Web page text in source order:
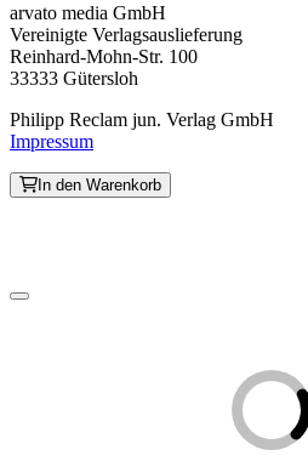
arvato media GmbH
Vereinigte Verlagsauslieferung
Reinhard-Mohn-Str. 100
33333 Gütersloh
Philipp Reclam jun. Verlag GmbH
Impressum
In den Warenkorb